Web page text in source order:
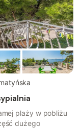
więcej...
plaży w pobliżu
dużego